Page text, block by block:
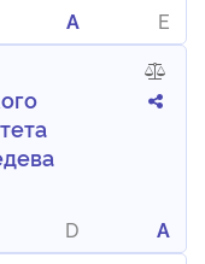
A
E
D
A